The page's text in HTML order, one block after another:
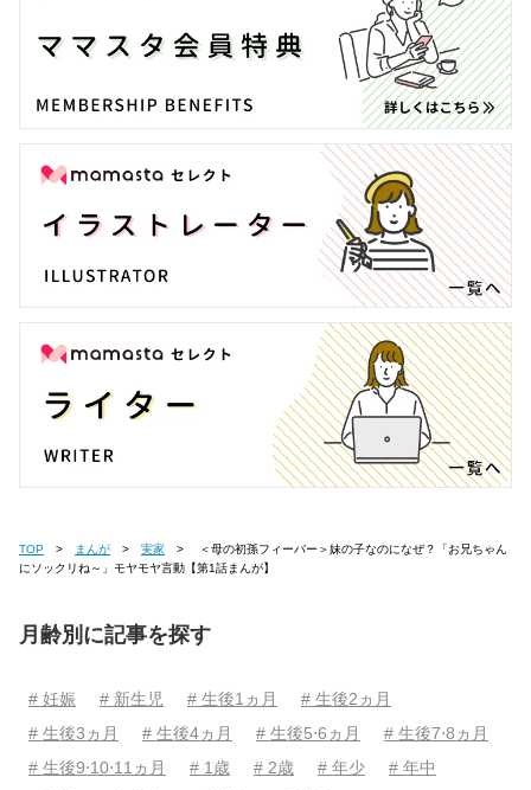
TOP まんが 実家
にソックリね～」モヤモヤ言動【第1話まんが】
月齢別に記事を探す
# 妊娠 # 新生児 # 生後1ヵ月
# 生後2ヵ月
# 生後3ヵ月
# 生後4ヵ月 # 生後5⋅6ヵ月
# 生後7⋅8ヵ月
# 生後9⋅10⋅11ヵ月
# 1歳 # 2歳 # 年少
# 年中